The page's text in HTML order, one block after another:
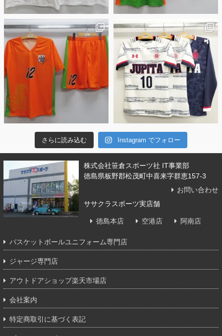
さらに読み込む Instagram でフォロー
株式会社笹倉スポーツ社 IT事業部
徳島県板野郡松茂町中喜来字群恵157-3
お問い合わせ
ササクラスポーツ実店舗
徳島本店 空港店 阿南店
バスケットボールユニフォーム専門店
ジャージ専門店
アウトドアショップ楽天市場店
会社案内
特定商取引に基づく表記